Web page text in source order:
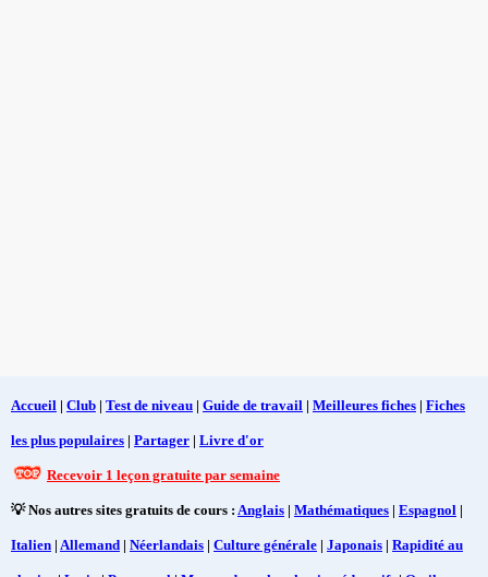
Accueil | Club | Test de niveau | Guide de travail | Meilleures fiches | Fiches
les plus populaires | Partager | Livre d'or
Recevoir 1 leçon gratuite par semaine
💡 Nos autres sites gratuits de cours : Anglais | Mathématiques | Espagnol |
Italien | Allemand | Néerlandais | Culture générale | Japonais | Rapidité au